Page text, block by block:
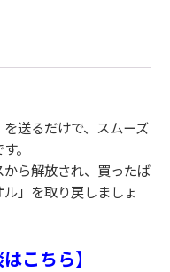
を送るだけで、スムーズ
。
ら解放され、買ったば
」を取り戻しましょ
こちら】